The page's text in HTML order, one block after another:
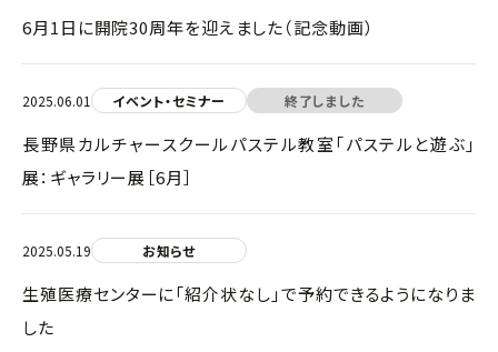
6月1日に開院30周年を迎えました（記念動画）
2025.06.01 イベント・セミナー 終了しました
長野県カルチャースクールパステル教室「パステルと遊ぶ」
展：ギャラリー展［6月］
2025.05.19 お知らせ
生殖医療センターに「紹介状なし」で予約できるようになりま
した